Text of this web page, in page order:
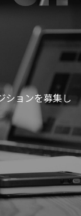
ションを募集し